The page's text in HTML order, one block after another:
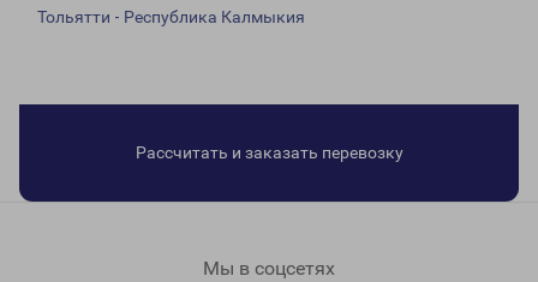
Тольятти - Республика Калмыкия
Рассчитать и заказать перевозку
Мы в соцсетях